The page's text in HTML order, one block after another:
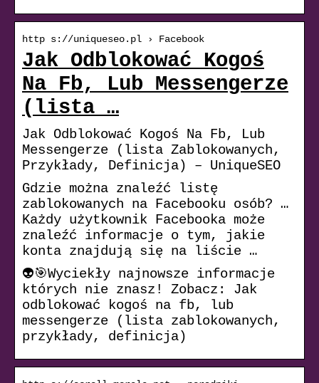
http s://uniqueseo.pl › Facebook
Jak Odblokować Kogoś
Na Fb, Lub Messengerze
(lista …
Jak Odblokować Kogoś Na Fb, Lub
Messengerze (lista Zablokowanych,
Przykłady, Definicja) – UniqueSEO
Gdzie można znaleźć listę
zablokowanych na Facebooku osób? …
Każdy użytkownik Facebooka może
znaleźć informacje o tym, jakie
konta znajdują się na liście …
👽🎯Wyciekły najnowsze informacje
których nie znasz! Zobacz: Jak
odblokować kogoś na fb, lub
messengerze (lista zablokowanych,
przykłady, definicja)